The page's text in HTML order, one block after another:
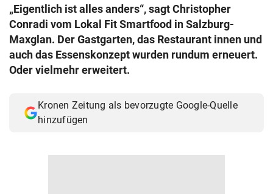
„Eigentlich ist alles anders“, sagt Christopher
Conradi vom Lokal Fit Smartfood in Salzburg-
Maxglan. Der Gastgarten, das Restaurant innen und
auch das Essenskonzept wurden rundum erneuert.
Oder vielmehr erweitert.
Kronen Zeitung als bevorzugte Google-Quelle
hinzufügen